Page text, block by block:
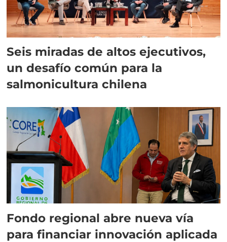
Seis miradas de altos ejecutivos,
un desafío común para la
salmonicultura chilena
Fondo regional abre nueva vía
para financiar innovación aplicada